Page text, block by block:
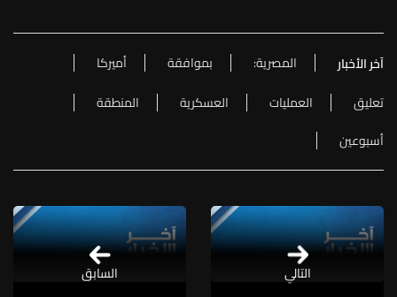
آخر الأخبار المصرية: بموافقة
أميركا
تعليق
العمليات العسكرية
المنطقة
أسبوعين
التالي السابق